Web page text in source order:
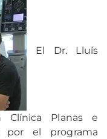
El Dr. Lluís
Clínica Planas e
por el programa